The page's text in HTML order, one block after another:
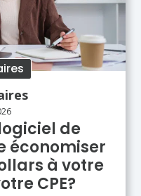
de
économiser
à votre
CPE?